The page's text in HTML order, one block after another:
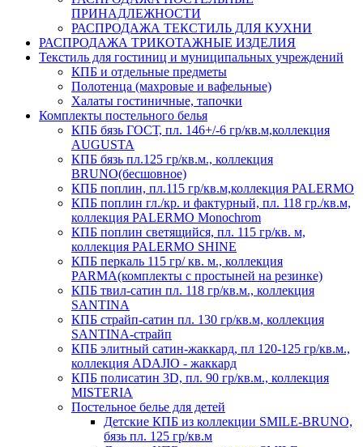
ПРИНАДЛЕЖНОСТИ
РАСПРОДАЖА ТЕКСТИЛЬ ДЛЯ КУХНИ
РАСПРОДАЖА ТРИКОТАЖНЫЕ ИЗДЕЛИЯ
Текстиль для гостиниц и муниципальных учреждений
КПБ и отдельные предметы
Полотенца (махровые и вафельные)
Халаты гостиничные, тапочки
Комплекты постельного белья
КПБ бязь ГОСТ, пл. 146+/-6 гр/кв.м,коллекция
AUGUSTA
КПБ бязь пл.125 гр/кв.м., коллекция
BRUNO(бесшовное)
КПБ поплин, пл.115 гр/кв.м,коллекция PALERMO
КПБ поплин гл./кр. и фактурный, пл. 118 гр./кв.м,
коллекция PALERMO Monochrom
КПБ поплин светящийся, пл. 115 гр/кв. м,
коллекция PALERMO SHINE
КПБ перкаль 115 гр/ кв. м., коллекция
PARMA(комплекты с простыней на резинке)
КПБ твил-сатин пл. 118 гр/кв.м., коллекция
SANTINA
КПБ страйп-сатин пл. 130 гр/кв.м, коллекция
SANTINA-страйп
КПБ элитный сатин-жаккард, пл 120-125 гр/кв.м.,
коллекция ADAJIO - жаккард
КПБ полисатин 3D, пл. 90 гр/кв.м., коллекция
MISTERIA
Постельное белье для детей
Детские КПБ из коллекции SMILE-BRUNO,
бязь пл. 125 гр/кв.м